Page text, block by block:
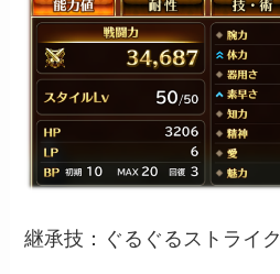
継承技：ぐるぐるストライク